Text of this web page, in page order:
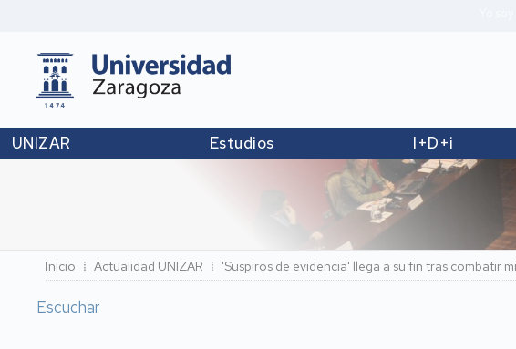
UNIZAR Estudios I+D+i
Ruta
de
navegación
Inicio Actualidad UNIZAR 'Suspiros de evidencia' llega a su fin tras combatir
Escuchar